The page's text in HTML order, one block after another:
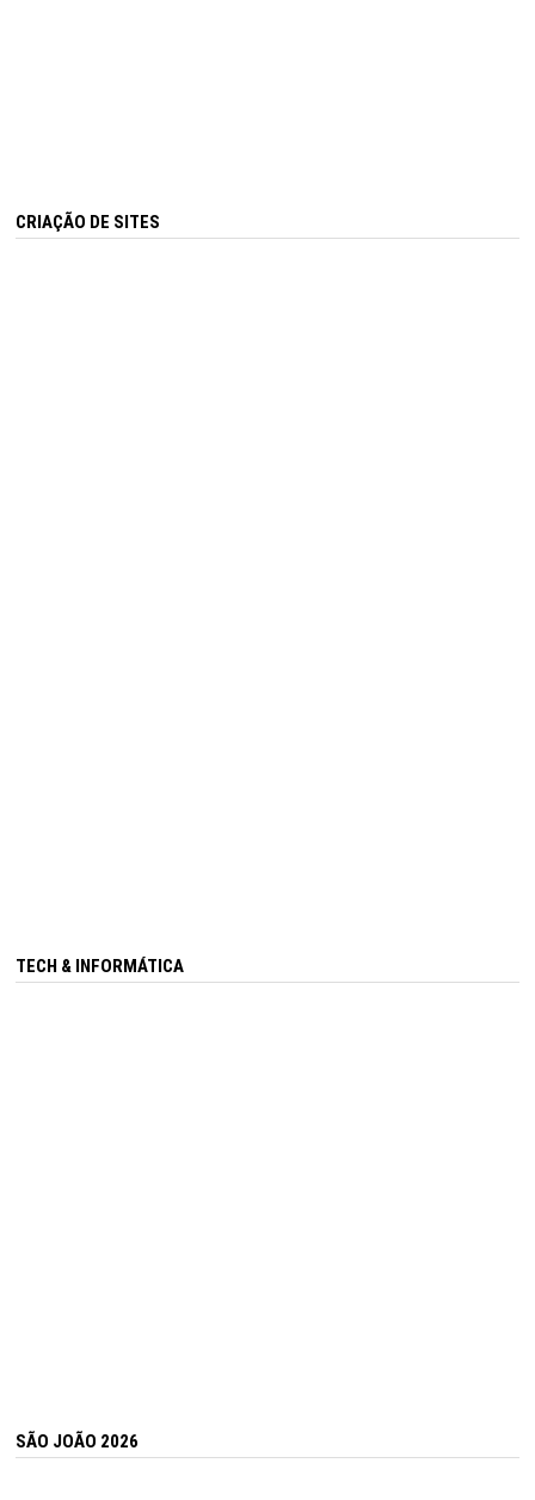
CRIAÇÃO DE SITES
TECH & INFORMÁTICA
SÃO JOÃO 2026